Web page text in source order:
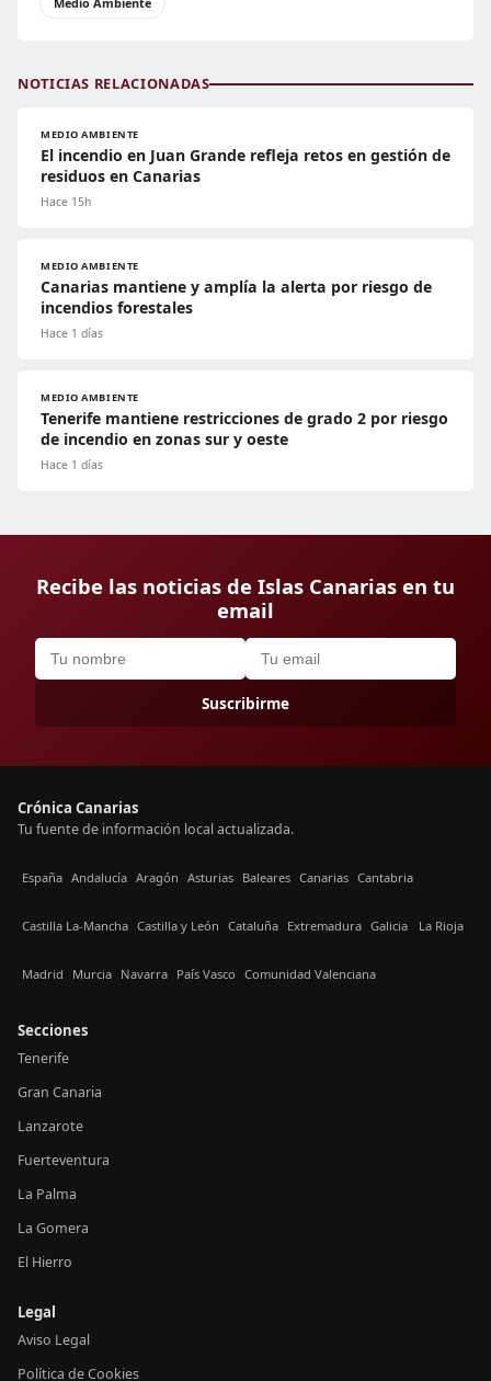
NOTICIAS RELACIONADAS
MEDIO AMBIENTE
El incendio en Juan Grande refleja retos en gestión de
residuos en Canarias
Hace 15h
MEDIO AMBIENTE
Canarias mantiene y amplía la alerta por riesgo de
incendios forestales
Hace 1 días
MEDIO AMBIENTE
Tenerife mantiene restricciones de grado 2 por riesgo
de incendio en zonas sur y oeste
Hace 1 días
Recibe las noticias de Islas Canarias en tu
email
Suscribirme
Crónica Canarias
Tu fuente de información local actualizada.
España Andalucía Aragón Asturias Baleares Canarias Cantabria
Castilla La-Mancha Castilla y León Cataluña Extremadura Galicia La Rioja
Madrid Murcia Navarra País Vasco Comunidad Valenciana
Secciones
Tenerife
Gran Canaria
Lanzarote
Fuerteventura
La Palma
La Gomera
El Hierro
Legal
Aviso Legal
Política de Cookies